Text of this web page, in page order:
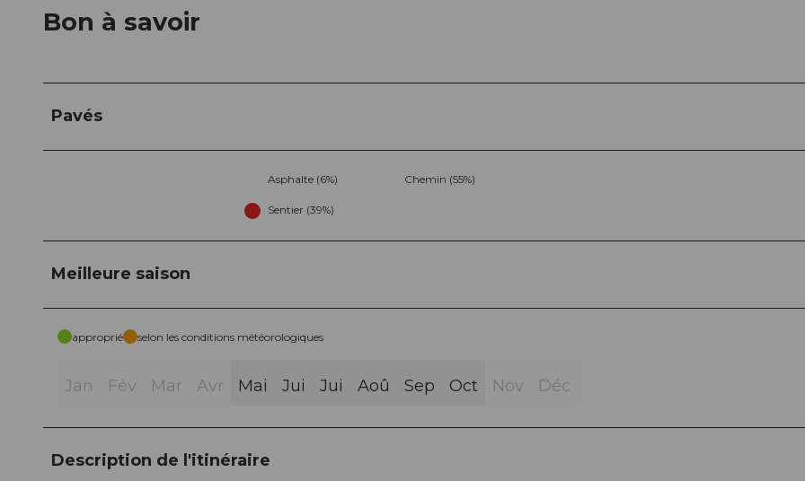
Bon à savoir
Pavés
Asphalte (6%) Chemin (55%)
Sentier (39%)
Meilleure saison
approprié selon les conditions météorologiques
Jan Fév Mar Avr Mai Jui Jui Aoû Sep Oct Nov Déc
Description de l'itinéraire